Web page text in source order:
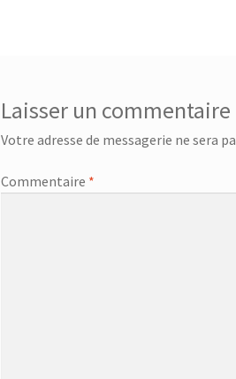
Laisser un commentaire
Votre adresse de messagerie ne sera
Commentaire *